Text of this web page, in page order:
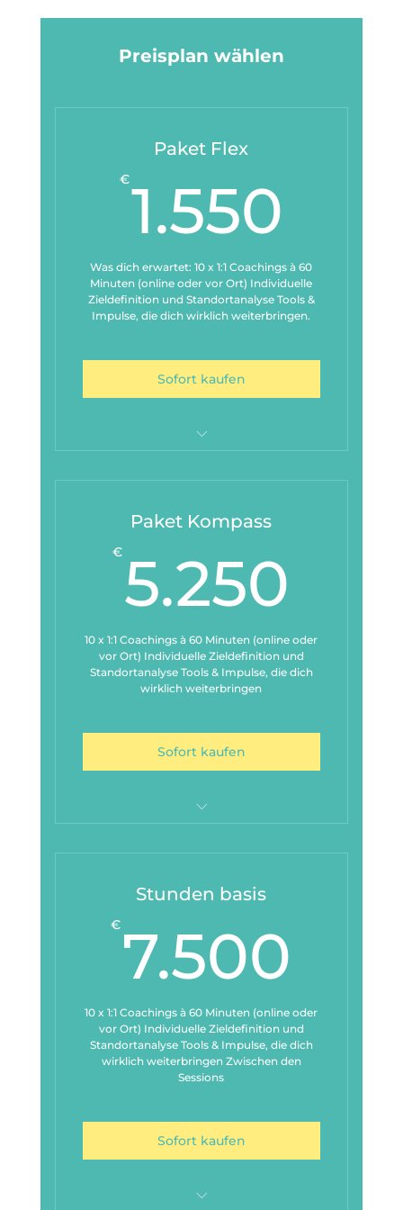
Preisplan wählen
Paket Flex
€1.550
Was dich erwartet: 10 x 1:1 Coachings à 60
Minuten (online oder vor Ort) Individuelle
Zieldefinition und Standortanalyse Tools &
Impulse, die dich wirklich weiterbringen.
Sofort kaufen
Paket Kompass
€5.250
10 x 1:1 Coachings à 60 Minuten (online oder
vor Ort) Individuelle Zieldefinition und
Standortanalyse Tools & Impulse, die dich
wirklich weiterbringen
Sofort kaufen
Stunden basis
€ 7.500
10 x 1:1 Coachings à 60 Minuten (online oder
vor Ort) Individuelle Zieldefinition und
Standortanalyse Tools & Impulse, die dich
wirklich weiterbringen Zwischen den
Sessions
Sofort kaufen